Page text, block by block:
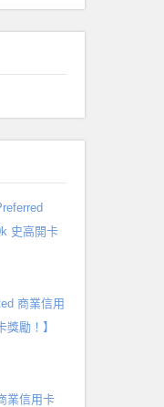
史高開卡
商業信用
勵！】
業信用卡